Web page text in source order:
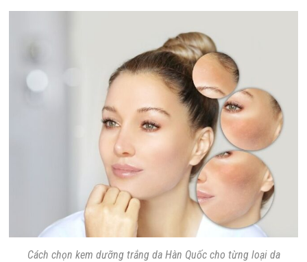
Cách chọn kem dưỡng trắng da Hàn Quốc cho từng loại da